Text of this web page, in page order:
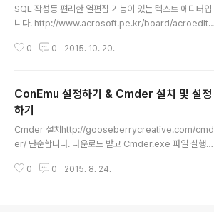
SQL 작성등 편리한 열편집 기능이 있는 텍스트 에디터입
니다. http://www.acrosoft.pe.kr/board/acroedit
모든 내용은 본 블로그 운영자가 정리한 내용입니다. 참조
0822@gmail.com 보내주셔도 됩니다. Seungdols W
iki 운영중입니다.
0 0 2015. 10. 20.
ConEmu 설정하기 & Cmder 설치 및 설정
하기
Cmder 설치http://gooseberrycreative.com/cmd
er/ 단순합니다. 다운로드 받고 Cmder.exe 파일 실행하
는 맑은 고딕, 돋음정도가 좋겠지만, 전 나눔바른고딕을 좋
0 0 2015. 8. 24.